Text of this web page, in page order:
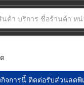
จการนี้ ติดต่อรับส่วนลดพิ